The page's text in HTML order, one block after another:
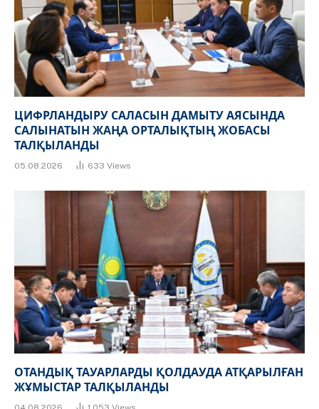
ЦИФРЛАНДЫРУ САЛАСЫН ДАМЫТУ АЯСЫНДА
САЛЫНАТЫН ЖАҢА ОРТАЛЫҚТЫҢ ЖОБАСЫ
ТАЛҚЫЛАНДЫ
05.08.2026 633 Views
ОТАНДЫҚ ТАУАРЛАРДЫ ҚОЛДАУДА АТҚАРЫЛҒАН
ЖҰМЫСТАР ТАЛҚЫЛАНДЫ